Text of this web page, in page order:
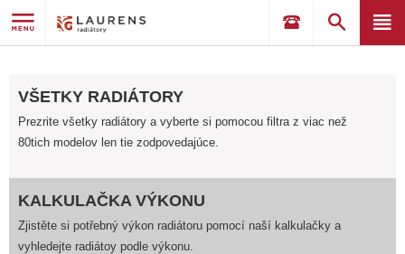
VŠETKY RADIÁTORY
Prezrite všetky radiátory a vyberte si pomocou filtra z viac než
80tich modelov len tie zodpovedajúce.
KALKULAČKA VÝKONU
Zjistěte si potřebný výkon radiátoru pomocí naší kalkulačky a
vyhledejte radiátoy podle výkonu.